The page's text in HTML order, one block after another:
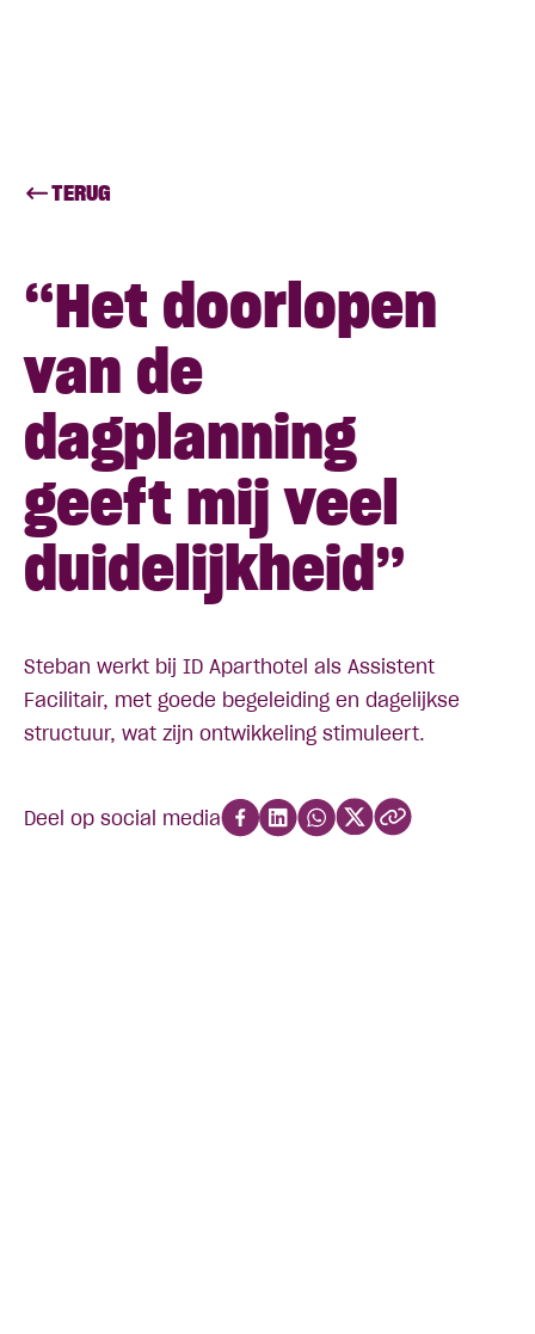
TERUG
“Het doorlopen
van de
dagplanning
geeft mij veel
duidelijkheid”
Steban werkt bij ID Aparthotel als Assistent
Facilitair, met goede begeleiding en dagelijkse
structuur, wat zijn ontwikkeling stimuleert.
Deel op social media